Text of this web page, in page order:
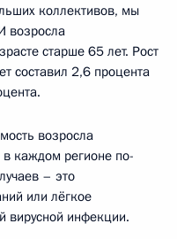
коллективов, мы
возросла
старше 65 лет. Рост
составил 2,6 процента
возросла
каждом регионе по-
– это
или лёгкое
вирусной инфекции.